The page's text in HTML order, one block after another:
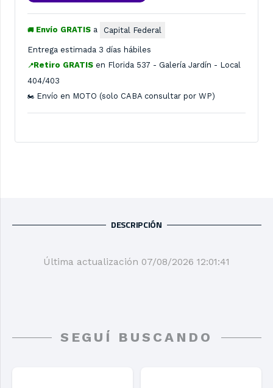
🚚Envío GRATIS a Capital Federal
Entrega estimada 3 días hábiles
📍Retiro GRATIS en Florida 537 - Galería Jardín - Local
404/403
🏍️ Envío en MOTO (solo CABA consultar por WP)
DESCRIPCIÓN
Última actualización 07/08/2026 12:01:41
SEGUÍ BUSCANDO